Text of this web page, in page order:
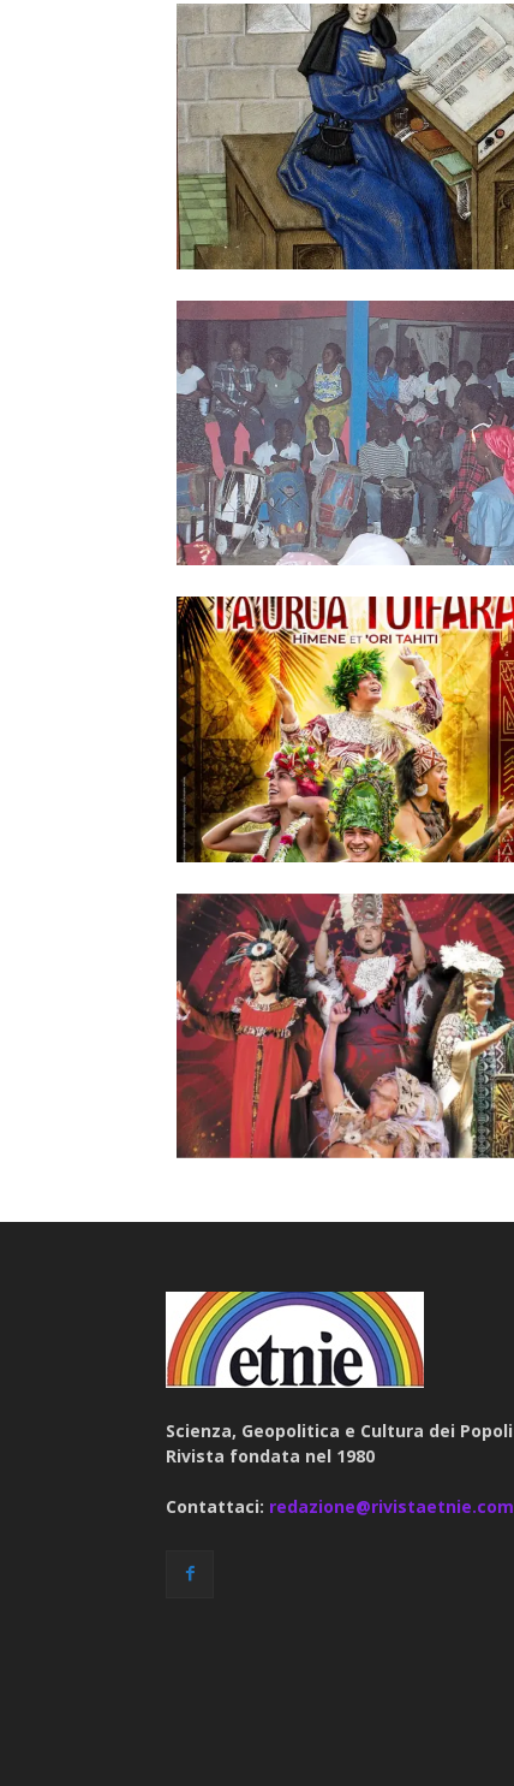
Scienza, Geopolitica e Cultura dei Popoli
Rivista fondata nel 1980
Contattaci: redazione@rivistaetnie.com